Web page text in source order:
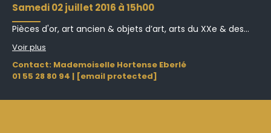
samedi 02 juillet 2016 à 15h00
Pièces d'or, art ancien & objets d’art, arts du XXe & des...
Voir plus
Contact: Mademoiselle Hortense Eberlé
01 55 28 80 94 | [email protected]